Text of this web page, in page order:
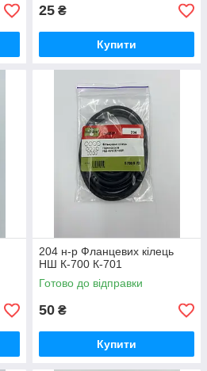
25 ₴
Купити
204 н-р Фланцевих кілець
НШ К-700 К-701
Готово до відправки
50 ₴
Купити